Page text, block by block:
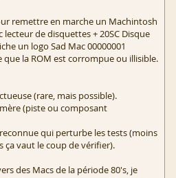
remettre en marche un Machintosh
lecteur de disquettes + 20SC Disque
un logo Sad Mac 00000001
que la ROM est corrompue ou illisible.
(rare, mais possible).
(piste ou composant
qui perturbe les tests (moins
ça vaut le coup de vérifier).
des Macs de la période 80's, je